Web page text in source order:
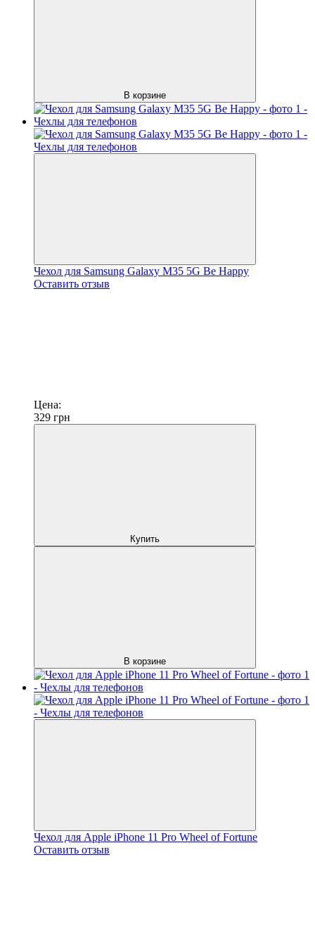
В корзине
Чехол для Samsung Galaxy M35 5G Be Happy
Оставить отзыв
Цена:
329 грн
Купить
В корзине
Чехол для Apple iPhone 11 Pro Wheel of Fortune
Оставить отзыв